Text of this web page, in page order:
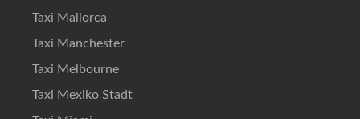
Taxi Mallorca
Taxi Manchester
Taxi Melbourne
Taxi Mexiko Stadt